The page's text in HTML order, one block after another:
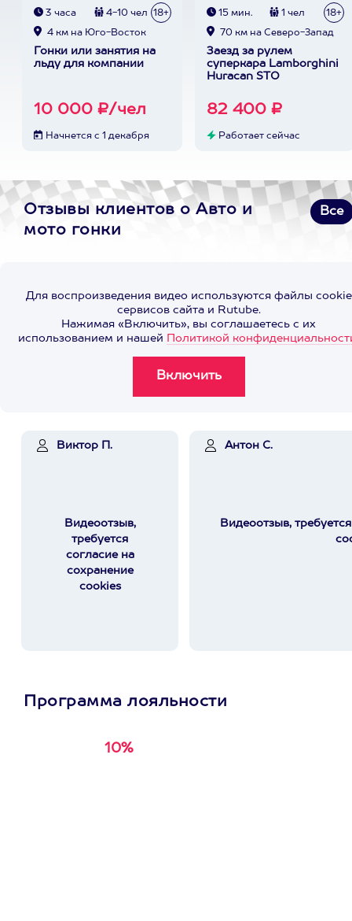
3 часа 4-10 чел 18+
4 км на Юго-Восток
Гонки или занятия на
льду для компании
10 000 ₽/чел
Начнется с 1 декабря
15 мин. 1 чел 18+
70 км на Северо-Запад
Заезд за рулем
суперкара Lamborghini
Huracan STO
82 400 ₽
Работает сейчас
Отзывы клиентов о Авто и
мото гонки
Все
Для воспроизведения видео используются файлы cookie
сервисов сайта и Rutube.
Нажимая «Включить», вы соглашаетесь с их
использованием и нашей Политикой
Виктор П.
Видеоотзыв,
требуется
согласие на
сохранение
cookies
Антон С.
Видеоотзыв,
Программа лояльности
10%